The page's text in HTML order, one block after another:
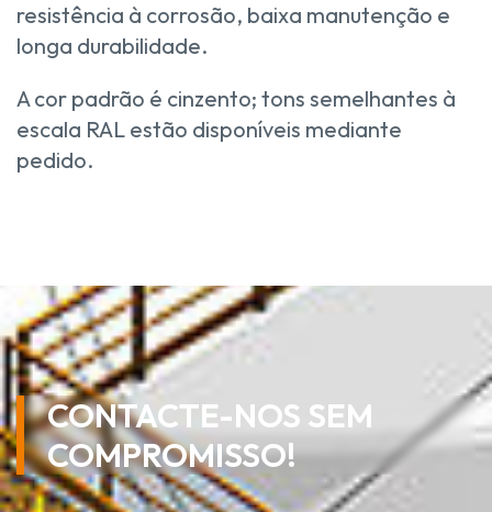
resistência à corrosão, baixa manutenção e
longa durabilidade.
A cor padrão é cinzento; tons semelhantes à
escala RAL estão disponíveis mediante
pedido.
CONTACTE-NOS SEM
COMPROMISSO!